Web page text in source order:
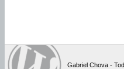
Gabriel Chova -